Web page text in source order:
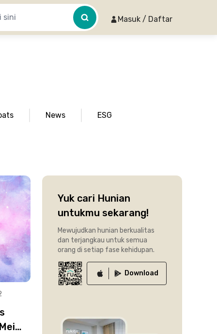
Masuk / Daftar
News ESG
Yuk cari Hunian
untukmu sekarang!
Mewujudkan hunian berkualitas
dan terjangkau untuk semua
orang di setiap fase kehidupan.
Download